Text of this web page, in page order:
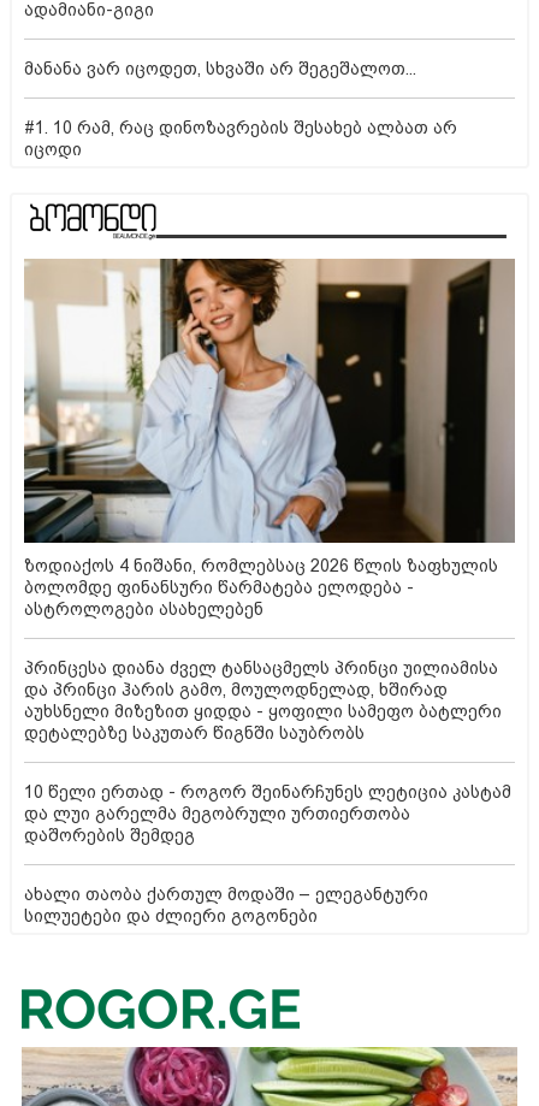
ადამიანი-გიგი
მანანა ვარ იცოდეთ, სხვაში არ შეგეშალოთ...
#1. 10 რამ, რაც დინოზავრების შესახებ ალბათ არ
იცოდი
ზოდიაქოს 4 ნიშანი, რომლებსაც 2026 წლის ზაფხულის
ბოლომდე ფინანსური წარმატება ელოდება -
ასტროლოგები ასახელებენ
პრინცესა დიანა ძველ ტანსაცმელს პრინცი უილიამისა
და პრინცი ჰარის გამო, მოულოდნელად, ხშირად
აუხსნელი მიზეზით ყიდდა - ყოფილი სამეფო ბატლერი
დეტალებზე საკუთარ წიგნში საუბრობს
10 წელი ერთად - როგორ შეინარჩუნეს ლეტიცია კასტამ
და ლუი გარელმა მეგობრული ურთიერთობა
დაშორების შემდეგ
ახალი თაობა ქართულ მოდაში – ელეგანტური
სილუეტები და ძლიერი გოგონები